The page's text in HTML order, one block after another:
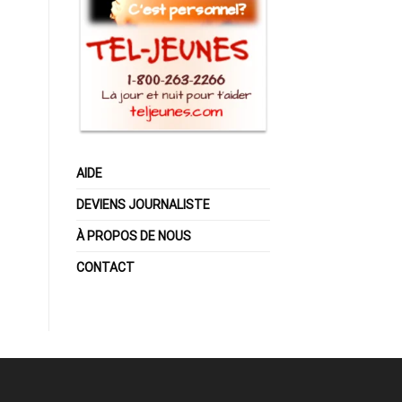
AIDE
DEVIENS JOURNALISTE
À PROPOS DE NOUS
CONTACT